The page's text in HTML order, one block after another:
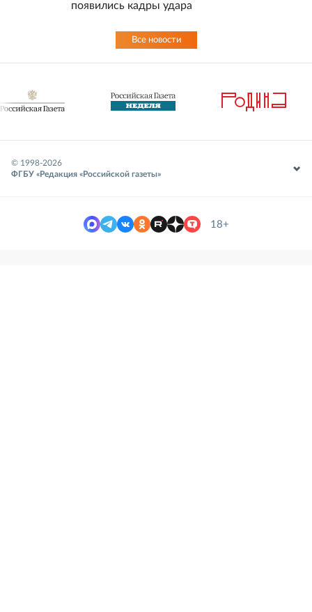
появились кадры удара
Все новости
© 1998-2026
ФГБУ «Редакция «Российской газеты»
18+